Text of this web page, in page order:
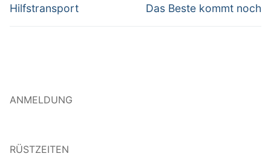
Vorheriger
Hilfstransport
Nächster
Das Beste kommt noch
ANMELDUNG
RÜSTZEITEN